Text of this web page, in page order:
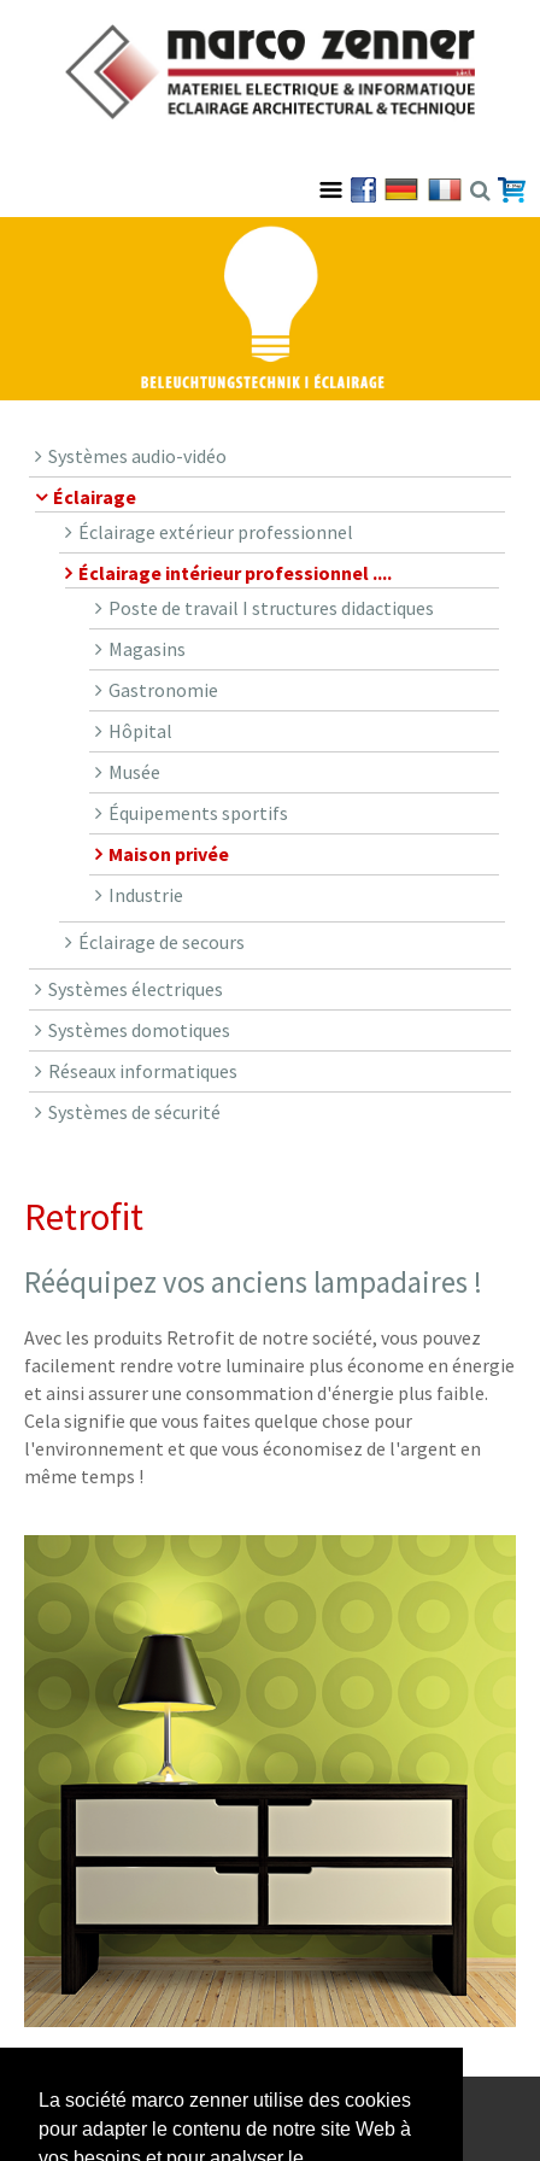
La société marco zenner utilise des cookies
pour adapter le contenu de notre site Web à
Systèmes audio-vidéo
Éclairage
Éclairage extérieur professionnel
Éclairage intérieur professionnel ....
Poste de travail I structures didactiques
Magasins
Gastronomie
Hôpital
Musée
Équipements sportifs
Maison privée
Industrie
Éclairage de secours
Systèmes électriques
Systèmes domotiques
Réseaux informatiques
Systèmes de sécurité
Retrofit
Rééquipez vos anciens lampadaires !
Avec les produits Retrofit de notre société, vous pouvez
facilement rendre votre luminaire plus économe en énergie
et ainsi assurer une consommation d'énergie plus faible.
Cela signifie que vous faites quelque chose pour
l'environnement et que vous économisez de l'argent en
même temps !
Notre Newsletter vous intéresse?